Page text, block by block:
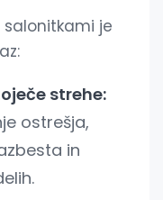
salonitkami je
strehe:
ostrešja,
in